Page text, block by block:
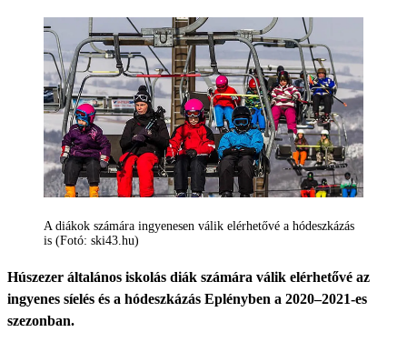
A diákok számára ingyenesen válik elérhetővé a hódeszkázás
is (Fotó: ski43.hu)
Húszezer általános iskolás diák számára válik elérhetővé az
ingyenes síelés és a hódeszkázás Eplényben a 2020–2021-es
szezonban.